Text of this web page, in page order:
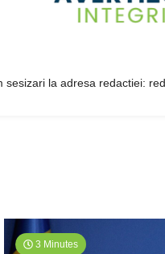
sesizari la adresa redactiei:
3 Minutes